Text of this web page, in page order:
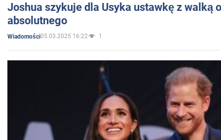
Joshua szykuje dla Usyka ustawkę z walką
absolutnego
Wiadomości05.03.2025 16:22 1